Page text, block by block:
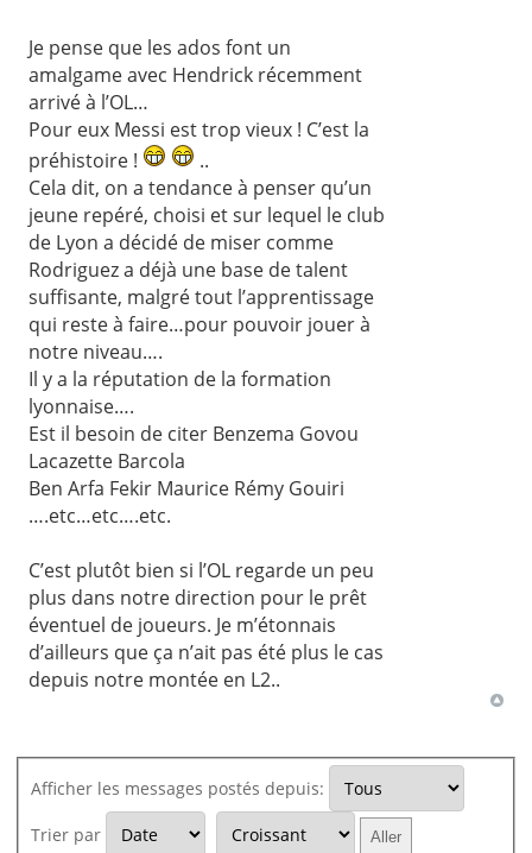
Je pense que les ados font un
amalgame avec Hendrick récemment
arrivé à l’OL…
Pour eux Messi est trop vieux ! C’est la
préhistoire !
..
Cela dit, on a tendance à penser qu’un
jeune repéré, choisi et sur lequel le club
de Lyon a décidé de miser comme
Rodriguez a déjà une base de talent
suffisante, malgré tout l’apprentissage
qui reste à faire…pour pouvoir jouer à
notre niveau….
Il y a la réputation de la formation
lyonnaise….
Est il besoin de citer Benzema Govou
Lacazette Barcola
Ben Arfa Fekir Maurice Rémy Gouiri
….etc…etc….etc.
C’est plutôt bien si l’OL regarde un peu
plus dans notre direction pour le prêt
éventuel de joueurs. Je m’étonnais
d’ailleurs que ça n’ait pas été plus le cas
depuis notre montée en L2..
Afficher les messages postés depuis:
Trier par